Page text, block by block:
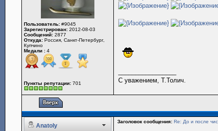
Пользователь: #9045
Зарегистрирован: 2012-08-03
Сообщений: 2877
Откуда: Россия, Санкт-Петербург,
Купчино
Медали : 4
Пункты репутации: 701
С уважением, Т.Толич.
Anatoly
Заголовок сообщения: Re: До и после